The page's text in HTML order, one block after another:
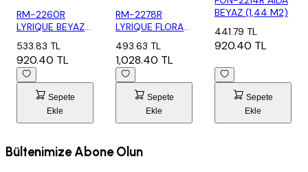
RM-2260R
LYRIQUE BEYAZ-
533.83 TL
920.40 TL
Sepete
Ekle
RM-2278R
LYRIQUE FLORAL
(1,4...
493.63 TL
1,028.40 TL
Sepete
Ekle
BEYAZ (1,44 M2)
441.79 TL
920.40 TL
Sepete
Ekle
Bültenimize Abone Olun